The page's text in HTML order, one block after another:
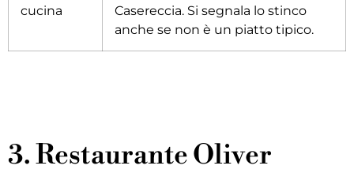
cucina
Casereccia. Si segnala lo stinco
anche se non è un piatto tipico.
3. Restaurante Oliver